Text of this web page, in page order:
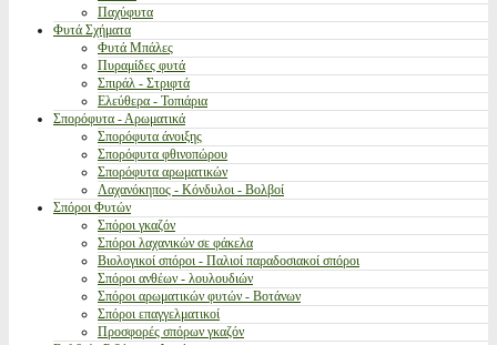
Παχύφυτα
Φυτά Σχήματα
Φυτά Μπάλες
Πυραμίδες φυτά
Σπιράλ - Στριφτά
Ελεύθερα - Τοπιάρια
Σπορόφυτα - Αρωματικά
Σπορόφυτα άνοιξης
Σπορόφυτα φθινοπώρου
Σπορόφυτα αρωματικών
Λαχανόκηπος - Κόνδυλοι - Βολβοί
Σπόροι Φυτών
Σπόροι γκαζόν
Σπόροι λαχανικών σε φάκελα
Βιολογικοί σπόροι - Παλιοί παραδοσιακοί σπόροι
Σπόροι ανθέων - λουλουδιών
Σπόροι αρωματικών φυτών - Βοτάνων
Σπόροι επαγγελματικοί
Προσφορές σπόρων γκαζόν